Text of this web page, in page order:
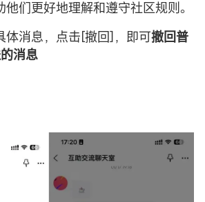
们更好地理解和遵守社区规则。
体消息，点击[撤回]，即可撤回普
消息